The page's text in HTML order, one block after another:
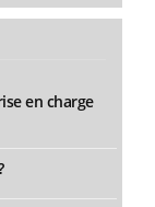
en charge